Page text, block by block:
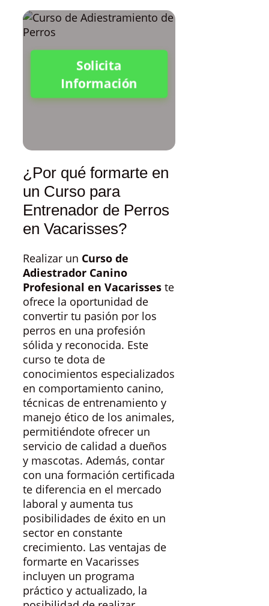
Solicita
Información
¿Por qué formarte en
un Curso para
Entrenador de Perros
en Vacarisses?
Realizar un Curso de
Adiestrador Canino
Profesional en Vacarisses te
ofrece la oportunidad de
convertir tu pasión por los
perros en una profesión
sólida y reconocida. Este
curso te dota de
conocimientos especializados
en comportamiento canino,
técnicas de entrenamiento y
manejo ético de los animales,
permitiéndote ofrecer un
servicio de calidad a dueños
y mascotas. Además, contar
con una formación certificada
te diferencia en el mercado
laboral y aumenta tus
posibilidades de éxito en un
sector en constante
crecimiento. Las ventajas de
formarte en Vacarisses
incluyen un programa
práctico y actualizado, la